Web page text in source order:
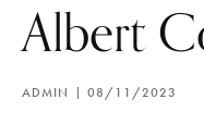
Albert
ADMIN 08/11/2023